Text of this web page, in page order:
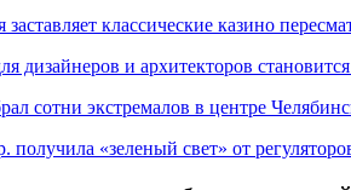
классические казино
дизайнеров и архитекторов
сотни экстремалов в центре
получила «зеленый свет» от